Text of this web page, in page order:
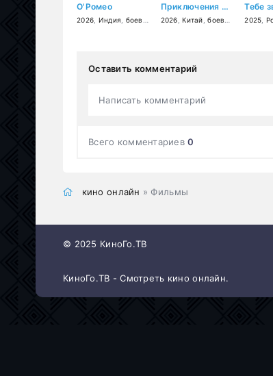
О'Ромео
2026 Индия боевик драма ,мелодрама криминал ,
Приключения Чжань Чжао
2026 ,Китай ,боевик фэнтези
2025
Оставить комментарий
Написать комментарий
Всего комментариев0
кино онлайн » Фильмы
© 2025 КиноГо.ТВ
КиноГо.ТВ - Смотреть кино онлайн.